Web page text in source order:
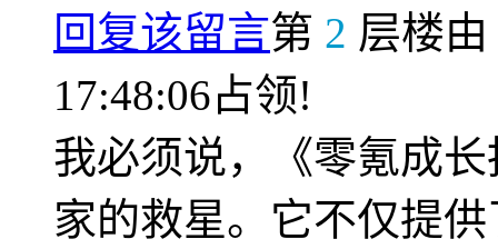
回复该留言第 2 层楼由
17:48:06占领!
我必须说，《零氪成
家的救星。它不仅提